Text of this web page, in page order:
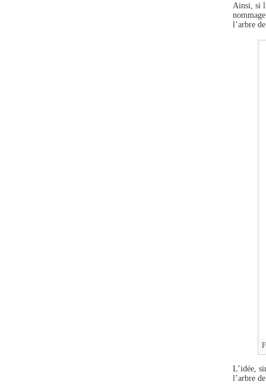
Ainsi, si
l’arbre
L’idée,
l’arbre